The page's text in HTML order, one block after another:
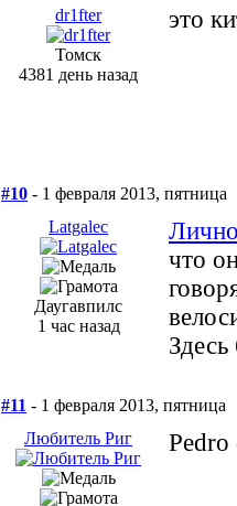
dr1fter
Томск
4381 день назад
это
#10 - 1 февраля 2013, пятница
Latgalec
Даугавпилс
1 час назад
что
#11 - 1 февраля 2013, пятница
Любитель Риг
Pedro